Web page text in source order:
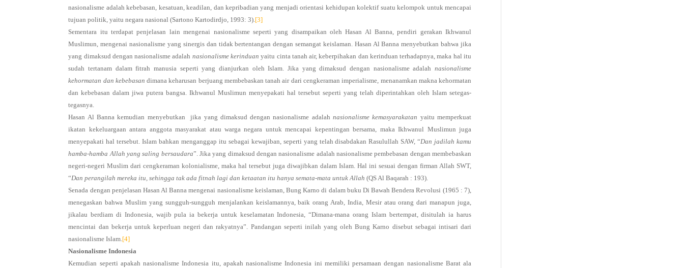
nasionalisme adalah kebebasan, kesatuan, keadilan, dan kepribadian yang menjadi orientasi kehidupan kolektif suatu kelompok untuk mencapai
tujuan politik, yaitu negara nasional (Sartono Kartodirdjo, 1993: 3).[3]
Sementara itu terdapat penjelasan lain mengenai nasionalisme seperti yang disampaikan oleh Hasan Al Banna, pendiri gerakan Ikhwanul
Muslimun, mengenai nasionalisme yang sinergis dan tidak bertentangan dengan semangat keislaman. Hasan Al Banna menyebutkan bahwa jika
yang dimaksud dengan nasionalisme adalah nasionalisme kerinduan yaitu cinta tanah air, keberpihakan dan kerinduan terhadapnya, maka hal itu
sudah tertanam dalam fitrah manusia seperti yang dianjurkan oleh Islam. Jika yang dimaksud dengan nasionalisme adalahnasionalisme
kehormatan dan kebebasan dimana keharusan berjuang membebaskan tanah air dari cengkeraman imperialisme, menanamkan makna kehormatan
dan kebebasan dalam jiwa putera bangsa. Ikhwanul Muslimun menyepakati hal tersebut seperti yang telah diperintahkan oleh Islam setegas-
tegasnya.
Hasan Al Banna kemudian menyebutkan jika yang dimaksud dengan nasionalisme adalahnasionalisme kemasyarakatan yaitu memperkuat
ikatan kekeluargaan antara anggota masyarakat atau warga negara untuk mencapai kepentingan bersama, maka Ikhwanul Muslimun juga
menyepakati hal tersebut. Islam bahkan menganggap itu sebagai kewajiban, seperti yang telah disabdakan Rasulullah SAW, “Dan jadilah kamu
hamba-hamba Allah yang saling bersaudara”. Jika yang dimaksud dengan nasionalisme adalah nasionalisme pembebasan dengan membebaskan
negeri-negeri Muslim dari cengkeraman kolonialisme, maka hal tersebut juga diwajibkan dalam Islam. Hal ini sesuai dengan firman Allah SWT,
“Dan perangilah mereka itu, sehingga tak ada fitnah lagi dan ketaatan itu hanya semata-mata untuk Allah (QS Al Baqarah : 193).
Senada dengan penjelasan Hasan Al Banna mengenai nasionalisme keislaman, Bung Karno di dalam buku Di Bawah Bendera Revolusi (1965 : 7),
menegaskan bahwa Muslim yang sungguh-sungguh menjalankan keislamannya, baik orang Arab, India, Mesir atau orang dari manapun juga,
jikalau berdiam di Indonesia, wajib pula ia bekerja untuk keselamatan Indonesia, “Dimana-mana orang Islam bertempat, disitulah ia harus
mencintai dan bekerja untuk keperluan negeri dan rakyatnya”. Pandangan seperti inilah yang oleh Bung Karno disebut sebagai intisari dari
nasionalisme Islam.[4]
Nasionalisme Indonesia
Kemudian seperti apakah nasionalisme Indonesia itu, apakah nasionalisme Indonesia ini memiliki persamaan dengan nasionalisme Barat ala